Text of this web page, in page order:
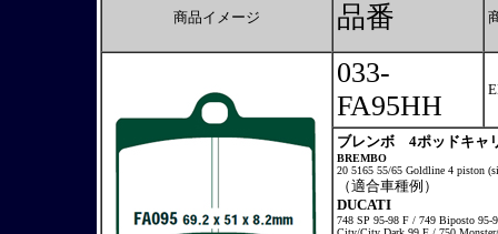
商品イメージ 品番
033-
FA95HH
ブレンボ 4ポッドキャ
BREMBO
20 5165 55/65 Goldline 4 piston
（適合車種例）
DUCATI
748 SP 95-98 F / 749 Biposto 95-